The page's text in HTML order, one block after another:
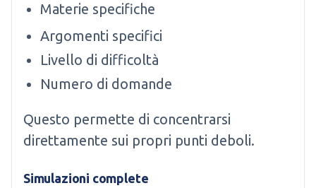
Materie specifiche
Argomenti specifici
Livello di difficoltà
Numero di domande
Questo permette di concentrarsi
direttamente sui propri punti deboli.
Simulazioni complete